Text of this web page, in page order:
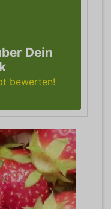
Dein
bewerten!